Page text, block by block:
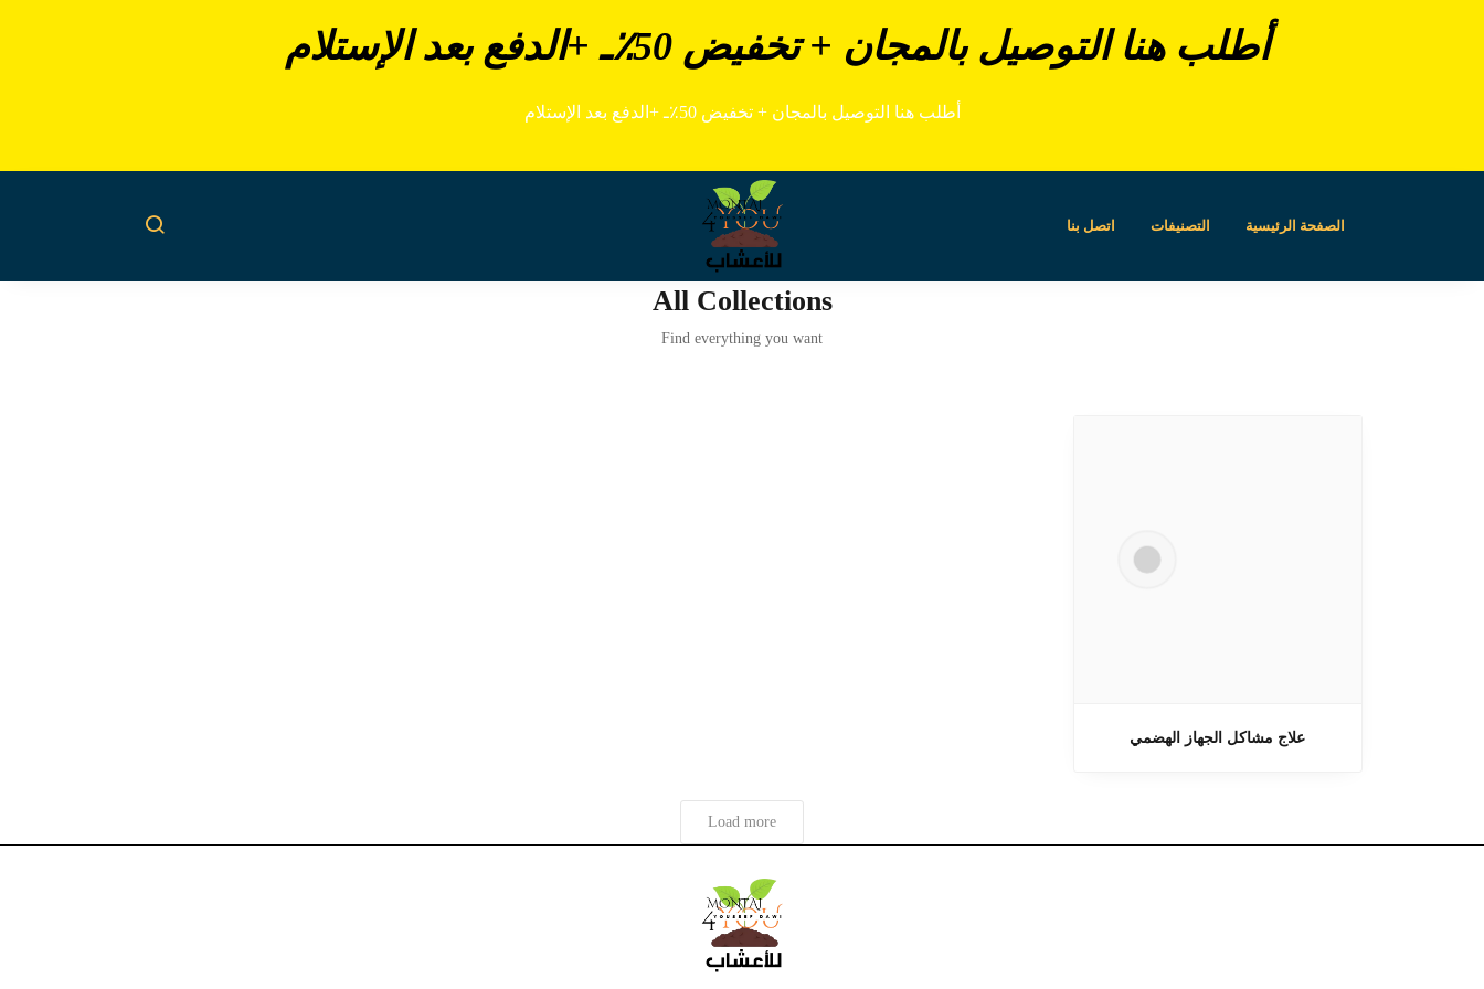
أطلب هنا التوصيل بالمجان + تخفيض 50٪ـ +الدفع بعد الإستلام
أطلب هنا التوصيل بالمجان + تخفيض 50٪ـ +الدفع بعد الإستلام
الصفحة الرئيسية التصنيفات اتصل بنا
All Collections
Find everything you want
علاج مشاكل الجهاز الهضمي
Load more